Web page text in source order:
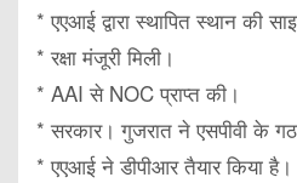
* एएआई द्वारा स्थापित स्थान की
* रक्षा मंजूरी मिली।
* AAI से NOC प्राप्त की।
* सरकार। गुजरात ने एसपीवी के
* एएआई ने डीपीआर तैयार किया है।